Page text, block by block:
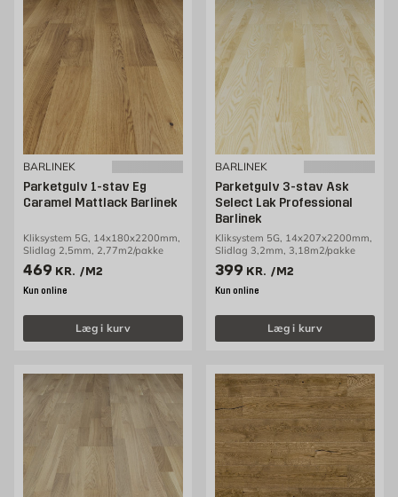
BARLINEK
Parketgulv 1-stav Eg
Caramel Mattlack Barlinek
Kliksystem 5G, 14x180x2200mm,
Slidlag 2,5mm, 2,77m2/pakke
Pris 469 kr. /m2
469 KR. /M2
Kun online
Læg i kurv
BARLINEK
Parketgulv 3-stav Ask
Select Lak Professional
Barlinek
Kliksystem 5G, 14x207x2200mm,
Slidlag 3,2mm, 3,18m2/pakke
Pris 399 kr. /m2
399 KR. /M2
Kun online
Læg i kurv